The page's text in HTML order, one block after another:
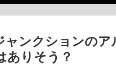
ャンクションの
ありそう？